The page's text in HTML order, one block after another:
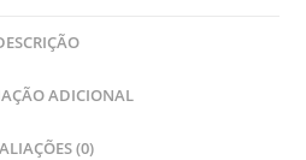
ADICIONAL
(0)